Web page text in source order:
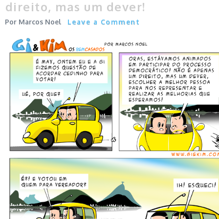
direito, mas um dever!
Marcos Noel Leave a Comment